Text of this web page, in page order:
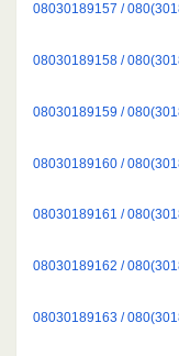
08030189157 /
08030189158 /
08030189159 /
08030189160 /
08030189161 /
08030189162 /
08030189163 /